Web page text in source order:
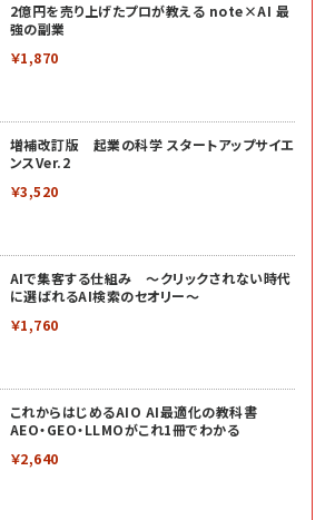
2億円を売り上げたプロが教える note×AI 最
強の副業
￥1,870
増補改訂版 起業の科学 スタートアップサイエ
ンスVer.2
￥3,520
AIで集客する仕組み ～クリックされない時代
に選ばれるAI検索のセオリー～
￥1,760
これからはじめるAIO AI最適化の教科書
AEO・GEO・LLMOがこれ1冊でわかる
￥2,640